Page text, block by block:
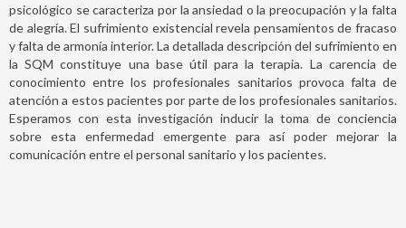
psicológico se caracteriza por la ansiedad o la preocupación y la falta
de alegría. El sufrimiento existencial revela pensamientos de fracaso
y falta de armonía interior. La detallada descripción del sufrimiento en
la SQM constituye una base útil para la terapia. La carencia de
conocimiento entre los profesionales sanitarios provoca falta de
atención a estos pacientes por parte de los profesionales sanitarios.
Esperamos con esta investigación inducir la toma de conciencia
sobre esta enfermedad emergente para así poder mejorar la
comunicación entre el personal sanitario y los pacientes.